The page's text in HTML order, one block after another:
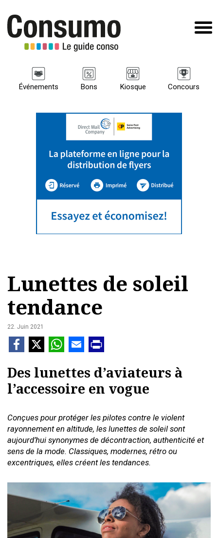
Événements Bons Kiosque Concours
Lunettes de soleil
tendance
22. Juin 2021
Des lunettes d’aviateurs à
l’accessoire en vogue
Conçues pour protéger les pilotes contre le violent
rayonnement en altitude, les lunettes de soleil sont
aujourd’hui synonymes de décontraction, authenticité et
sens de la mode. Classiques, modernes, rétro ou
excentriques, elles créent les tendances.